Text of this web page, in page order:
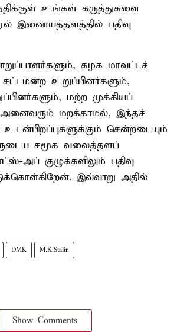
உங்கள் கருத்துகளை
இணையத்தளத்தில் பதிவு
கழக மாவட்டச்
உறுப்பினர்களும்,
மற்ற முக்கியப்
மறக்காமல், இந்தச்
சென்றடையும்
சமூக வலைத்தளப்
அப் குழுக்களிலும் பதிவு
இவ்வாறு அதில்
DMK M.K.Stalin
Show Comments